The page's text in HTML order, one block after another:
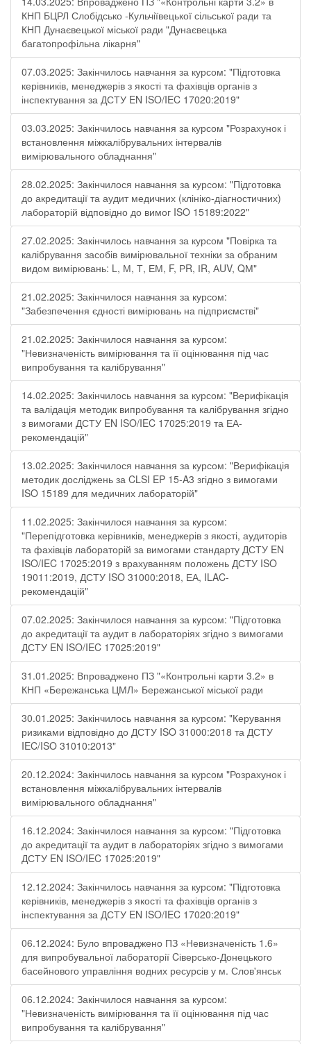
КНП БЦРЛ Слобідсько -Кульчіївецької сільської ради та
КНП Дунаєвецької міської ради "Дунаєвецька
багатопрофільна лікарня"
07.03.2025: Закінчилось навчання за курсом: "Підготовка
керівників, менеджерів з якості та фахівців органів з
інспектування за ДСТУ EN ISO/IEC 17020:2019"
03.03.2025: Закінчилось навчання за курсом "Розрахунок і
встановлення міжкалібрувальних інтервалів
вимірювального обладнання"
28.02.2025: Закінчилося навчання за курсом: "Підготовка
до акредитації та аудит медичних (клініко-діагностичних)
лабораторій відповідно до вимог ISO 15189:2022"
27.02.2025: Закінчилось навчання за курсом "Повірка та
калібрування засобів вимірювальної техніки за обраним
видом вимірювань: L, М, Т, ЕМ, F, РR, ІR, АUV, QМ"
21.02.2025: Закінчилося навчання за курсом:
"Забезпечення єдності вимірювань на підприємстві"
21.02.2025: Закінчилося навчання за курсом:
"Невизначеність вимірювання та її оцінювання під час
випробування та калібрування"
14.02.2025: Закінчилось навчання за курсом: "Верифікація
та валідація методик випробування та калібрування згідно
з вимогами ДСТУ EN ISO/IEC 17025:2019 та ЕА-
рекомендацій"
13.02.2025: Закінчилося навчання за курсом: "Верифікація
методик досліджень за CLSI EP 15-A3 згідно з вимогами
ISO 15189 для медичних лабораторій"
11.02.2025: Закінчилося навчання за курсом:
"Перепідготовка керівників, менеджерів з якості, аудиторів
та фахівців лабораторій за вимогами стандарту ДСТУ EN
ISO/IEC 17025:2019 з врахуванням положень ДСТУ ISO
19011:2019, ДСТУ ISO 31000:2018, ЕА, ILAC-
рекомендацій"
07.02.2025: Закінчилося навчання за курсом: "Підготовка
до акредитації та аудит в лабораторіях згідно з вимогами
ДСТУ EN ISO/IEC 17025:2019"
31.01.2025: Впроваджено ПЗ "«Контрольні карти 3.2» в
КНП «Бережанська ЦМЛ» Бережанської міської ради
30.01.2025: Закінчилось навчання за курсом: "Керування
ризиками відповідно до ДСТУ ISO 31000:2018 та ДСТУ
IEC/ISO 31010:2013"
20.12.2024: Закінчилось навчання за курсом "Розрахунок і
встановлення міжкалібрувальних інтервалів
вимірювального обладнання"
16.12.2024: Закінчилося навчання за курсом: "Підготовка
до акредитації та аудит в лабораторіях згідно з вимогами
ДСТУ EN ISO/IEC 17025:2019"
12.12.2024: Закінчилось навчання за курсом: "Підготовка
керівників, менеджерів з якості та фахівців органів з
інспектування за ДСТУ EN ISO/IEC 17020:2019"
06.12.2024: Було впроваджено ПЗ «Невизначеність 1.6»
для випробувальної лабораторії Cіверсько-Донецького
басейнового управління водних ресурсів у м. Слов'янськ
06.12.2024: Закінчилося навчання за курсом:
"Невизначеність вимірювання та її оцінювання під час
випробування та калібрування"